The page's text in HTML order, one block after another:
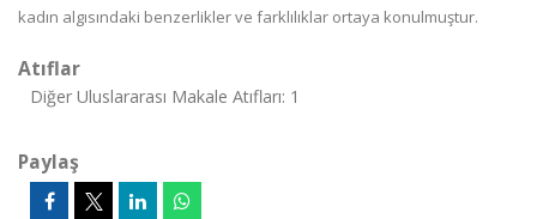
kadın algısındaki benzerlikler ve farklılıklar ortaya konulmuştur.
Atıflar
Diğer Uluslararası Makale Atıfları: 1
Paylaş